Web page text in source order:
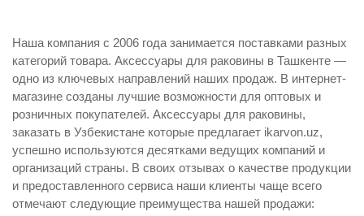
Наша компания с 2006 года занимается поставками разных
категорий товара. Аксессуары для раковины в Ташкенте —
одно из ключевых направлений наших продаж. В интернет-
магазине созданы лучшие возможности для оптовых и
розничных покупателей. Аксессуары для раковины,
заказать в Узбекистане которые предлагает ikarvon.uz,
успешно используются десятками ведущих компаний и
организаций страны. В своих отзывах о качестве продукции
и предоставленного сервиса наши клиенты чаще всего
отмечают следующие преимущества нашей продажи: